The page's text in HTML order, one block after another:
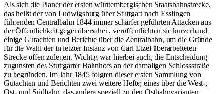
Als sich die Planer der ersten württembergischen Staatsbahnstrecke,
das heißt der von Ludwigsburg über Stuttgart nach Esslingen
führenden Centralbahn 1844 immer schärfer geführten Attacken aus
der Öffentlichkeit gegenübersahen, veröffentlichten sie kurzerhand
einige Gutachten und Berichte über die Zentralbahn, um die Gründe
für die Wahl der in letzter Instanz von Carl Etzel überarbeiteten
Strecke offen zulegen. Wichtig war hierbei auch, die Entscheidung
zugunsten des Stuttgarter Bahnhofs an der damaligen Schlossstraße
zu begründen. Im Jahr 1845 folgten dieser ersten Sammlung von
Gutachten und Berichten zwei weitere Hefte; eines über die West-,
Ost- und Südbahn, das andere speziell zu den Ostbahnvarianten.